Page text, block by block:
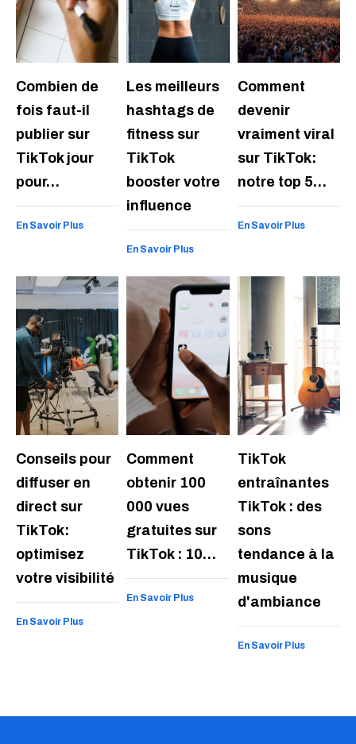
Combien de
fois faut-il
publier sur
TikTok jour
pour…
En Savoir Plus
Les meilleurs
hashtags de
fitness sur
TikTok
booster votre
influence
En Savoir Plus
Comment
devenir
vraiment viral
sur TikTok:
notre top 5…
En Savoir Plus
Conseils pour
diffuser en
direct sur
TikTok:
optimisez
votre visibilité
En Savoir Plus
Comment
obtenir 100
000 vues
gratuites sur
TikTok : 10…
En Savoir Plus
TikTok
entraînantes
TikTok : des
sons
tendance à la
musique
d'ambiance
En Savoir Plus